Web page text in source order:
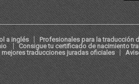
a inglés
Profesionales para la traducción
Consigue tu certificado de nacimiento
mejores traducciones juradas oficiales